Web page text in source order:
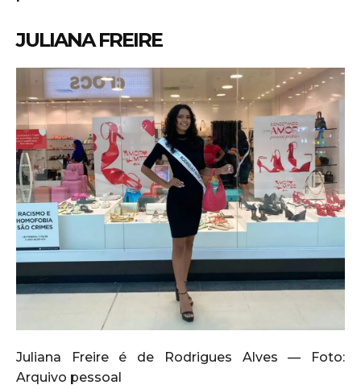
JULIANA FREIRE
Juliana Freire é de Rodrigues Alves — Foto:
Arquivo pessoal